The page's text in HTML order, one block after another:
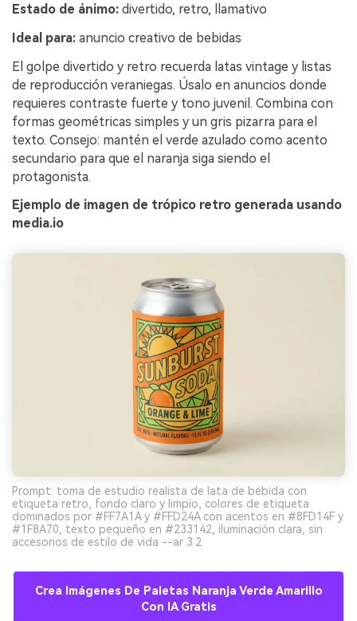
Estado de ánimo: divertido, retro, llamativo
Ideal para: anuncio creativo de bebidas
El golpe divertido y retro recuerda latas vintage y listas
de reproducción veraniegas. Úsalo en anuncios donde
requieres contraste fuerte y tono juvenil. Combina con
formas geométricas simples y un gris pizarra para el
texto. Consejo: mantén el verde azulado como acento
secundario para que el naranja siga siendo el
protagonista.
Ejemplo de imagen de trópico retro generada usando
media.io
Prompt: toma de estudio realista de lata de bebida con
etiqueta retro, fondo claro y limpio, colores de etiqueta
dominados por #FF7A1A y #FFD24A con acentos en #8FD14F y
#1F8A70, texto pequeño en #233142, iluminación clara, sin
accesorios de estilo de vida --ar 3:2
Crea Imágenes De Paletas Naranja Verde Amarillo
Con IA Gratis